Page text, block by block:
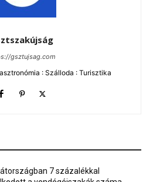
gsztujsag.com
: Szálloda : Turisztika
7 százalékkal